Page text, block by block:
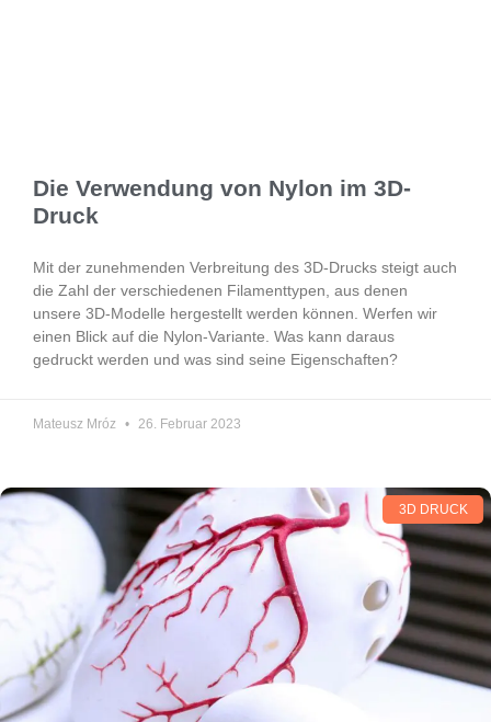
Die Verwendung von Nylon im 3D-
Druck
Mit der zunehmenden Verbreitung des 3D-Drucks steigt auch
die Zahl der verschiedenen Filamenttypen, aus denen
unsere 3D-Modelle hergestellt werden können. Werfen wir
einen Blick auf die Nylon-Variante. Was kann daraus
gedruckt werden und was sind seine Eigenschaften?
Mateusz Mróz 26. Februar 2023
3D DRUCK